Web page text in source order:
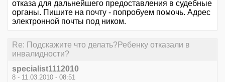
отказа для дальнейшего предоставления в судебные
органы. Пишите на почту - попробуем помочь. Адрес
электронной почты под ником.
Re: Подскажите что делать?Ребенку отказали в
инвалидности?
specialist1112010
8 - 11.03.2010 - 08:51